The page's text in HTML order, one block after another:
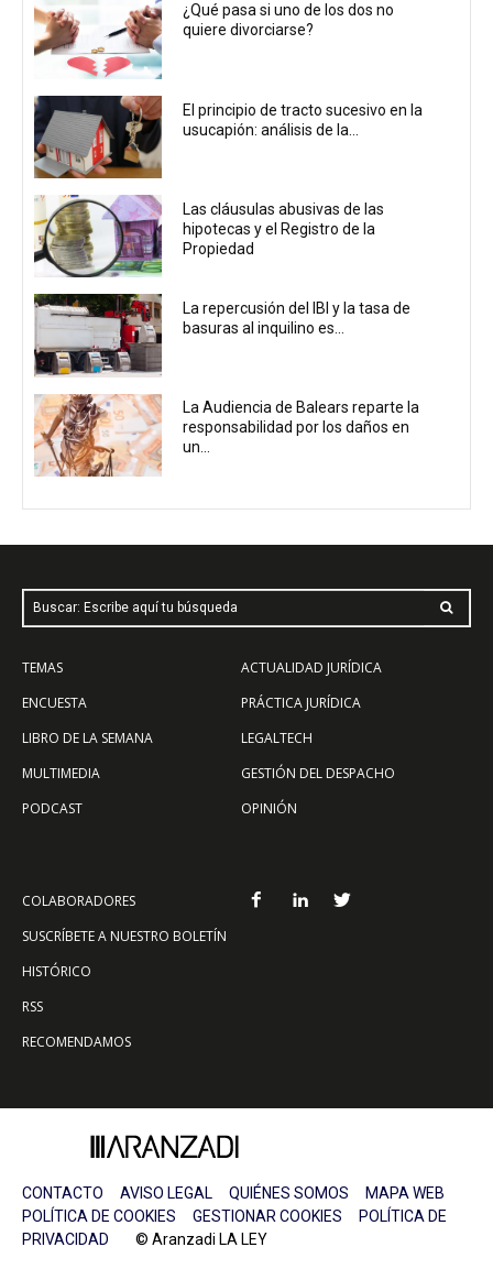
¿Qué pasa si uno de los dos no
quiere divorciarse?
El principio de tracto sucesivo en la
usucapión: análisis de la...
Las cláusulas abusivas de las
hipotecas y el Registro de la
Propiedad
La repercusión del IBI y la tasa de
basuras al inquilino es...
La Audiencia de Balears reparte la
responsabilidad por los daños en
un...
Buscar: Escribe aquí tu búsqueda
TEMAS
ENCUESTA
LIBRO DE LA SEMANA
MULTIMEDIA
PODCAST
ACTUALIDAD JURÍDICA
PRÁCTICA JURÍDICA
LEGALTECH
GESTIÓN DEL DESPACHO
OPINIÓN
COLABORADORES
SUSCRÍBETE A NUESTRO BOLETÍN
HISTÓRICO
RSS
RECOMENDAMOS
CONTACTO AVISO LEGAL QUIÉNES SOMOS
MAPA WEB
POLÍTICA DE COOKIES
GESTIONAR COOKIES
POLÍTICA DE
PRIVACIDAD © Aranzadi LA LEY